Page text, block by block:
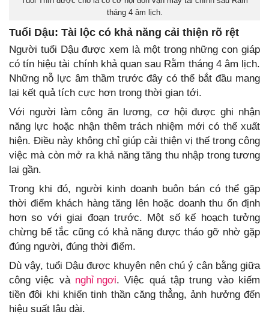
tháng 4 âm lịch.
Tuổi Dậu: Tài lộc có khả năng cải thiện rõ rệt
Người tuổi Dậu được xem là một trong những con giáp
có tín hiệu tài chính khả quan sau Rằm tháng 4 âm lịch.
Những nỗ lực âm thầm trước đây có thể bắt đầu mang
lại kết quả tích cực hơn trong thời gian tới.
Với người làm công ăn lương, cơ hội được ghi nhận
năng lực hoặc nhận thêm trách nhiệm mới có thể xuất
hiện. Điều này không chỉ giúp cải thiện vị thế trong công
việc mà còn mở ra khả năng tăng thu nhập trong tương
lai gần.
Trong khi đó, người kinh doanh buôn bán có thể gặp
thời điểm khách hàng tăng lên hoặc doanh thu ổn định
hơn so với giai đoạn trước. Một số kế hoạch tưởng
chừng bế tắc cũng có khả năng được tháo gỡ nhờ gặp
đúng người, đúng thời điểm.
Dù vậy, tuổi Dậu được khuyên nên chú ý cân bằng giữa
công việc và nghỉ ngơi. Việc quá tập trung vào kiếm
tiền đôi khi khiến tinh thần căng thẳng, ảnh hưởng đến
hiệu suất lâu dài.